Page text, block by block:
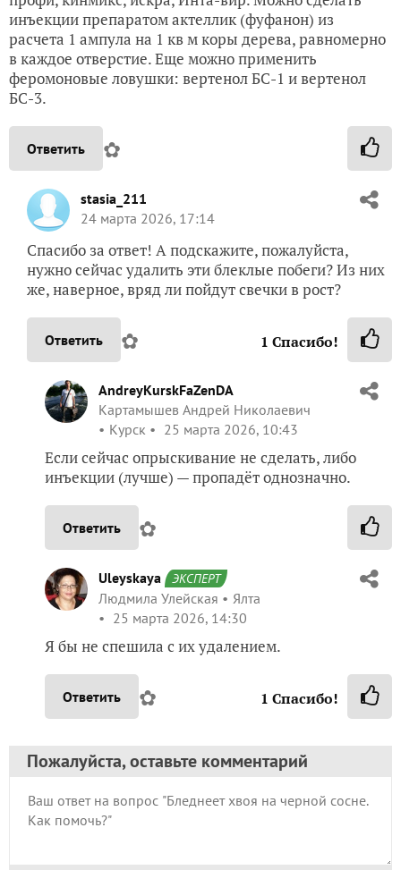
инъекции препаратом актеллик (фуфанон) из
расчета 1 ампула на 1 кв м коры дерева, равномерно
в каждое отверстие. Еще можно применить
феромоновые ловушки: вертенол БС-1 и вертенол
БС-3.
Ответить ✿
stasia_211
24 марта 2026, 17:14
Спасибо за ответ! А подскажите, пожалуйста,
нужно сейчас удалить эти блеклые побеги? Из них
же, наверное, вряд ли пойдут свечки в рост?
Ответить ✿ 1 Спасибо!
AndreyKurskFaZenDA
Картамышев Андрей Николаевич
Курск
25 марта 2026, 10:43
Если сейчас опрыскивание не сделать, либо
инъекции (лучше) — пропадëт однозначно.
Ответить ✿
Uleyskaya ЭКСПЕРТ
Людмила Улейская
Ялта
25 марта 2026, 14:30
Я бы не спешила с их удалением.
Ответить ✿ 1 Спасибо!
Пожалуйста, оставьте комментарий